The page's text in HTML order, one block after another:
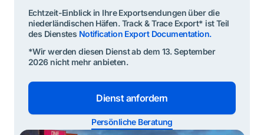
Echtzeit-Einblick in Ihre Exportsendungen über die
niederländischen Häfen. Track & Trace Export* ist Teil
des Dienstes Notification Export Documentation.
*Wir werden diesen Dienst ab dem 13. September
2026 nicht mehr anbieten.
Dienst anfordern
Persönliche Beratung